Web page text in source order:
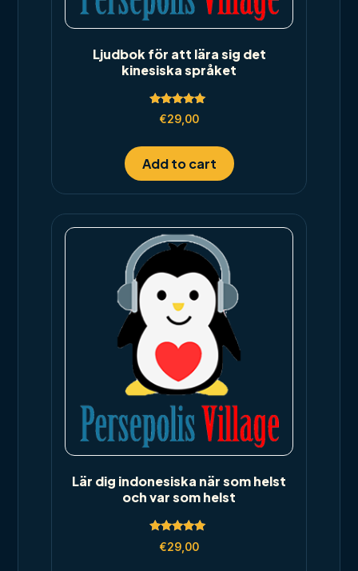
Ljudbok för att lära sig det
kinesiska språket
Rated
5.00
€29,00
Add to cart
Lär dig indonesiska när som helst
och var som helst
Rated
5.00
€29,00